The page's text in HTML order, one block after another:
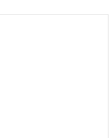
